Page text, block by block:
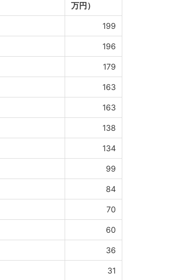
万円）
199
196
179
163
163
138
134
99
84
70
60
36
31